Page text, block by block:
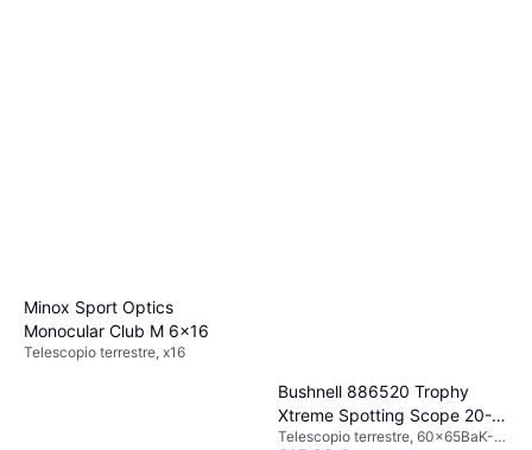
Minox Sport Optics
Monocular Club M 6x16
Telescopio terrestre, x16
Bushnell 886520 Trophy
Xtreme Spotting Scope 20-
60X65-Xtreme Green
Telescopio terrestre, 60x65BaK-4,